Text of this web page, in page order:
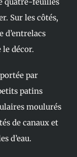
quatre-feuilles
Sur les côtés,
d’entrelacs
décor.
par
patins
moulurés
de canaux et
d’eau.